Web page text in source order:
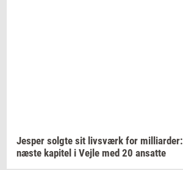
Jes­per solg­te sit livs­værk for mil­li­ar­der:
næste ka­pi­tel i Vejle med 20 an­sat­te